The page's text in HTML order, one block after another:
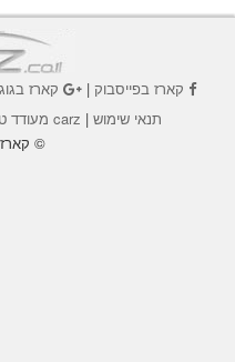
קארז בפייסבוק| קארז
תנאי שימוש | carz מעודד טבעונות
© קארז 2010-